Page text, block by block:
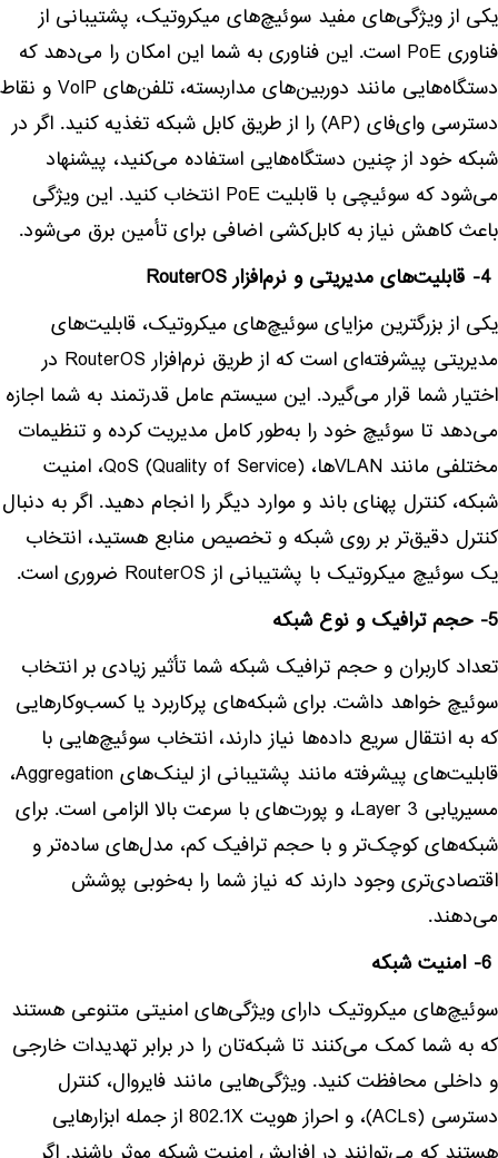
یکی از ویژگی‌های مفید سوئیچ‌های میکروتیک، پشتیبانی از
فناوری PoE است. این فناوری به شما این امکان را می‌دهد که
دستگاه‌هایی مانند دوربین‌های مداربسته، تلفن‌های VoIP و نقاط
دسترسی وای‌فای (AP) را از طریق کابل شبکه تغذیه کنید. اگر در
شبکه خود از چنین دستگاه‌هایی استفاده می‌کنید، پیشنهاد
می‌شود که سوئیچی با قابلیت PoE انتخاب کنید. این ویژگی
باعث کاهش نیاز به کابل‌کشی اضافی برای تأمین برق می‌شود.
یکی از بزرگترین مزایای سوئیچ‌های میکروتیک، قابلیت‌های
مدیریتی پیشرفته‌ای است که از طریق نرم‌افزار RouterOS در
اختیار شما قرار می‌گیرد. این سیستم عامل قدرتمند به شما اجازه
می‌دهد تا سوئیچ خود را به‌طور کامل مدیریت کرده و تنظیمات
مختلفی مانند VLAN‌ها، QoS (Quality of Service)، امنیت
شبکه، کنترل پهنای باند و موارد دیگر را انجام دهید. اگر به دنبال
کنترل دقیق‌تر بر روی شبکه و تخصیص منابع هستید، انتخاب
یک سوئیچ میکروتیک با پشتیبانی از RouterOS ضروری است.
5- حجم ترافیک و نوع شبکه
تعداد کاربران و حجم ترافیک شبکه شما تأثیر زیادی بر انتخاب
سوئیچ خواهد داشت. برای شبکه‌های پرکاربرد یا کسب‌وکارهایی
که به انتقال سریع داده‌ها نیاز دارند، انتخاب سوئیچ‌هایی با
قابلیت‌های پیشرفته مانند پشتیبانی از لینک‌های Aggregation،
مسیریابی Layer 3، و پورت‌های با سرعت بالا الزامی است. برای
شبکه‌های کوچک‌تر و با حجم ترافیک کم، مدل‌های ساده‌تر و
اقتصادی‌تری وجود دارند که نیاز شما را به‌خوبی پوشش
می‌دهند.
سوئیچ‌های میکروتیک دارای ویژگی‌های امنیتی متنوعی هستند
که به شما کمک می‌کنند تا شبکه‌تان را در برابر تهدیدات خارجی
و داخلی محافظت کنید. ویژگی‌هایی مانند فایروال، کنترل
دسترسی (ACLs)، و احراز هویت 802.1X از جمله ابزارهایی